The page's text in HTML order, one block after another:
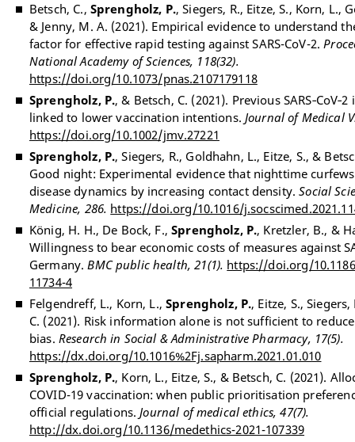
Betsch, C., Sprengholz, P., Siegers, R., Eitze, S., Korn, L.,
& Jenny, M. A. (2021). Empirical evidence to understand
factor for effective rapid testing against SARS-CoV-2.
National Academy of Sciences, 118(32).
https://doi.org/10.1073/pnas.2107179118
Sprengholz, P., & Betsch, C. (2021). Previous
linked to lower vaccination intentions. Journal of Medical
https://doi.org/10.1002/jmv.27221
Sprengholz, P., Siegers, R., Goldhahn, L., Eitze, S., &
Good night: Experimental evidence that nighttime
disease dynamics by increasing contact density.Social
Medicine, 286. https://doi.org/10.1016/
König, H. H., De Bock, F.,Sprengholz, P., Kretzler, B., &
Willingness to bear economic costs of measures against
Germany.BMC public health, 21(1). https://doi.org/
11734-4
Felgendreff, L., Korn, L.,Sprengholz, P., Eitze, S.,
C. (2021). Risk information alone is not sufficient to
bias. Research in Social & Administrative Pharmacy, 17(5).
https://dx.doi.org/10.1016%2Fj.sapharm.2021.01.010
Sprengholz, P., Korn, L., Eitze, S., & Betsch, C. (2021).
COVID-19 vaccination: when public prioritisation
official regulations.Journal of medical ethics, 47(7).
http://dx.doi.org/10.1136/medethics-2021-107339